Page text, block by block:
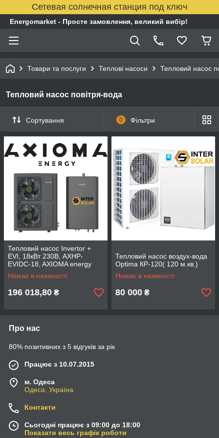
Сетевая солнечная станция под ключ
Energomarket - Просте замовлення, великий вибір!
Товари та послуги Теплові насоси Тепловий насос
Тепловий насос повітря-вода
Сортування 0 Фільтри
Тепловий насос Invertor +
EVI, 18кВт 230В, AXHP-
EVIDC-18, AXIOMA energy
Немає в наявності
196 018,80 ₴
Тепловий насос воздух-вода
Optima КР-120( 120 м.кв.)
Немає в наявності
80 000 ₴
Про нас
80% позитивних з 5 відгуків за рік
Працює з 10.07.2015
м. Одеса
Одеса, Україна
Контакти
Сьогодні працює з 09:00 до 18:00
Показати весь графік роботи